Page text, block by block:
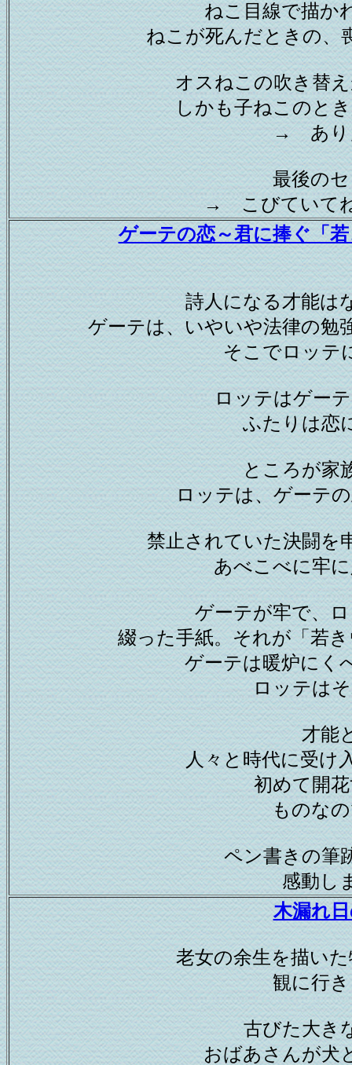
ねこ目線で描か
ねこが死んだときの、
オスねこの吹き替
しかも子ねこのと
→ あり
最後の
→ こびていて
ゲーテの恋～君に捧ぐ「
詩人になる才能は
ゲーテは、いやいや法律の勉
そこでロッテ
ロッテはゲー
ふたりは恋
ところが家
ロッテは、ゲーテ
禁止されていた決闘を
あべこべに牢
ゲーテが牢で、
綴った手紙。それが「若
ゲーテは暖炉にく
ロッテは
才能
人々と時代に受け
初めて開
ものな
ペン書きの筆
感動し
木漏れ
老女の余生を描い
観に行
古びた大き
おばあさんが犬